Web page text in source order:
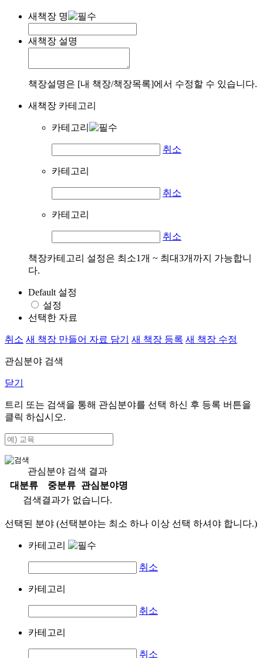
새책장 명
새책장 설명
책장설명은 [내 책장/책장목록]에서 수정할 수 있습니다.
새책장 카테고리
카테고리
취소
카테고리
취소
카테고리
취소
책장카테고리 설정은 최소1개 ~ 최대3개까지 가능합니
다.
Default 설정
설정
선택한 자료
취소 새 책장 만들어 자료 담기 새 책장 등록 새 책장 수정
관심분야 검색
닫기
트리 또는 검색을 통해 관심분야를 선택 하신 후 등록 버튼을
클릭 하십시오.
관심분야 검색 결과
대분류
중분류
관심분야명
검색결과가 없습니다.
선택된 분야 (선택분야는 최소 하나 이상 선택 하셔야 합니다.)
카테고리
취소
카테고리
취소
카테고리
취소